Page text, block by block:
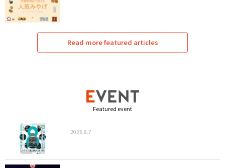
Read more featured articles
Featured event
2026.8.7